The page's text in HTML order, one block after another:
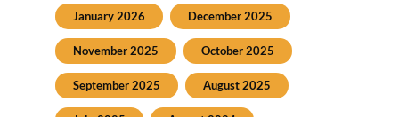
January 2026 December 2025
November 2025 October 2025
September 2025 August 2025